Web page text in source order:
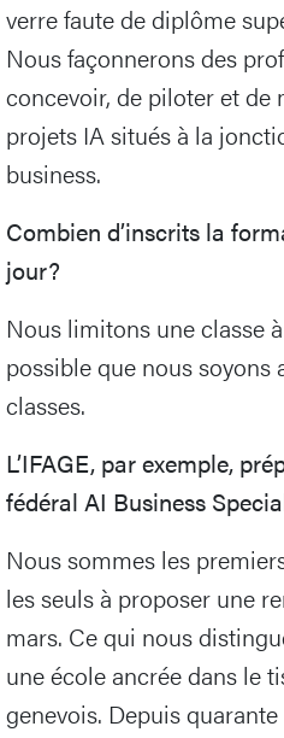
verre faute de diplôme
Nous façonnerons des
concevoir, de piloter et de
projets IA situés à la
business.
Combien d’inscrits la
jour?
Nous limitons une classe
possible que nous soyons
classes.
L’IFAGE, par exemple,
fédéral AI Business
Nous sommes les
les seuls à proposer une
mars. Ce qui nous
une école ancrée dans le
genevois. Depuis